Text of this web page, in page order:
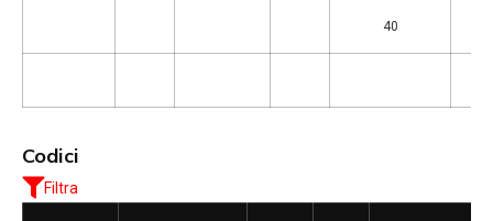
40
Codici
Filtra